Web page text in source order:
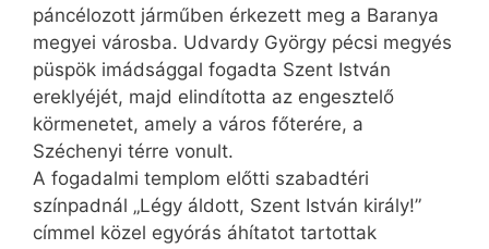
páncélozott járműben érkezett meg a Baranya
megyei városba. Udvardy György pécsi megyés
püspök imádsággal fogadta Szent István
ereklyéjét, majd elindította az engesztelő
körmenetet, amely a város főterére, a
Széchenyi térre vonult.
A fogadalmi templom előtti szabadtéri
színpadnál „Légy áldott, Szent István király!”
címmel közel egyórás áhítatot tartottak